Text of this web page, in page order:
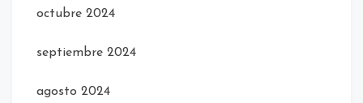
octubre 2024
septiembre 2024
agosto 2024